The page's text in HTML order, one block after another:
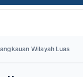
Wilayah Luas